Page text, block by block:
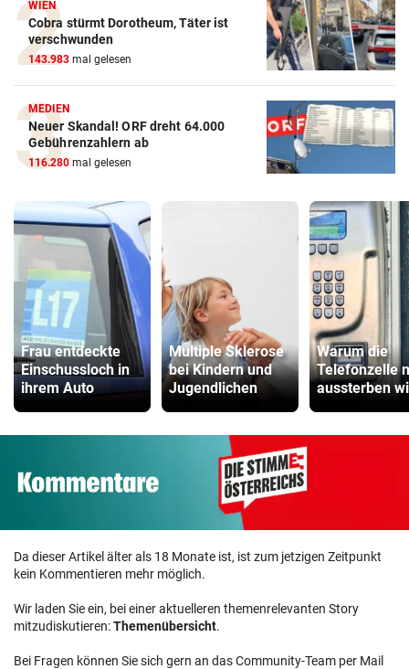
WIEN
Cobra stürmt Dorotheum, Täter ist
verschwunden
143.983 mal gelesen
MEDIEN
Neuer Skandal! ORF dreht 64.000
Gebührenzahlern ab
116.280 mal gelesen
Frau entdeckte
Einschussloch in
ihrem Auto
Multiple Sklerose
bei Kindern und
Jugendlichen
Warum die
Telefonzelle
aussterben
Da dieser Artikel älter als 18 Monate ist, ist zum jetzigen Zeitpunkt
kein Kommentieren mehr möglich.
Wir laden Sie ein, bei einer aktuelleren themenrelevanten Story
mitzudiskutieren:Themenübersicht.
Bei Fragen können Sie sich gern an das Community-Team per Mail